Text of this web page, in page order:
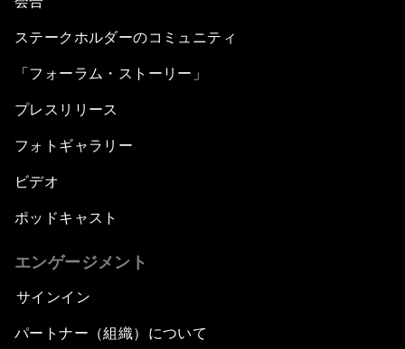
Green, Growth or Both?
Africa Economic Outlook
Forest Whitaker on Saving Lives in South Sudan
African-Led Health Systems
Building Trust through Sustainable Institutions
Empowering Africa’s Digital Disruptors
ステークホルダーのコミュニティ
「フォーラム・ストーリー」
プレスリリース
フォトギャラリー
ビデオ
ポッドキャスト
エンゲージメント
サインイン
パートナー（組織）について